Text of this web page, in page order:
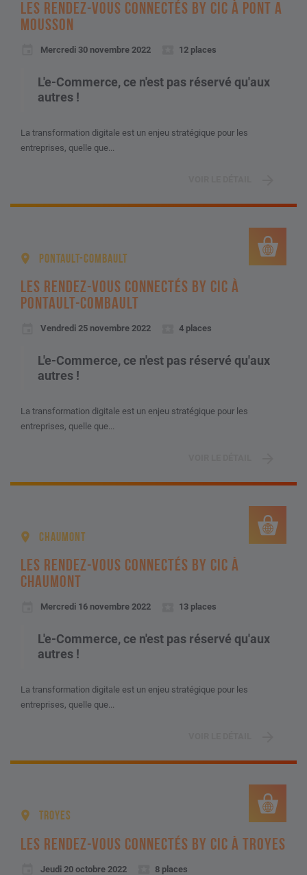
LES RENDEZ-VOUS CONNECTÉS BY CIC À PONT A
MOUSSON
Mercredi 30 novembre 2022 12 places
L'e-Commerce, ce n'est pas réservé qu'aux
autres !
La transformation digitale est un enjeu stratégique pour les
entreprises, quelle que...
PONTAULT-COMBAULT
LES RENDEZ-VOUS CONNECTÉS BY CIC À
PONTAULT-COMBAULT
Vendredi 25 novembre 2022 4 places
L'e-Commerce, ce n'est pas réservé qu'aux
autres !
La transformation digitale est un enjeu stratégique pour les
entreprises, quelle que...
CHAUMONT
LES RENDEZ-VOUS CONNECTÉS BY CIC À
CHAUMONT
Mercredi 16 novembre 2022 13 places
L'e-Commerce, ce n'est pas réservé qu'aux
autres !
La transformation digitale est un enjeu stratégique pour les
entreprises, quelle que...
TROYES
LES RENDEZ-VOUS CONNECTÉS BY CIC À TROYES
Jeudi 20 octobre 2022 8 places